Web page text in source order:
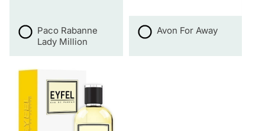
Paco Rabanne
Lady Million
Avon For Away